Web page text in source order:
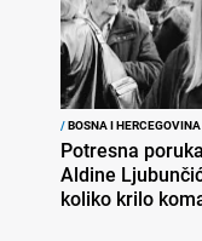
/BOSNA I HERCEGOVINA
Potresna
Aldine
koliko krilo